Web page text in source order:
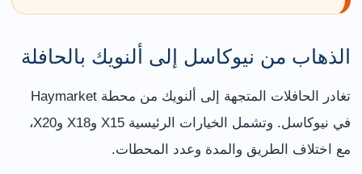
الذهاب من نيوكاسل إلى ألنويك بالحافلة
تغادر الحافلات المتجهة إلى ألنويك من محطة Haymarket
في نيوكاسل. وتشمل الخيارات الرئيسية X15 وX18 وX20،
مع اختلاف الطريق والمدة وعدد المحطات.